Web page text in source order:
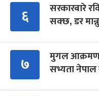
६
सरकारबारे
सक्छ, डर
७
मुगल
सभ्यता